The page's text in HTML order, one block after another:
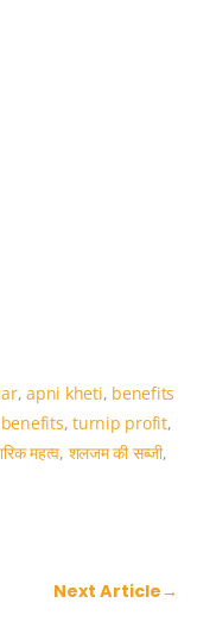
, apni kheti, benefits
, turnip profit,
महत्व, शलजम की सब्जी,
Next Article→